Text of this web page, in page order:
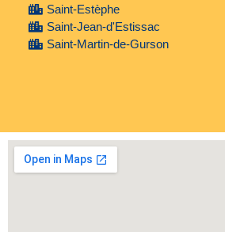
Saint-Estèphe
Saint-Jean-d'Estissac
Saint-Martin-de-Gurson